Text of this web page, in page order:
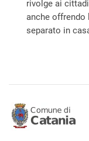
rivolge ai
anche offrendo
separato in